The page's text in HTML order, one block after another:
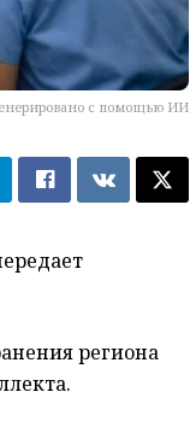
с помощью ИИ
региона